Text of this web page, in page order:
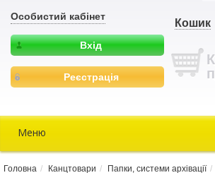
Особистий кабінет
Вхід
Реєстрація
Кошик
Меню
Головна Канцтовари Папки, системи архівації